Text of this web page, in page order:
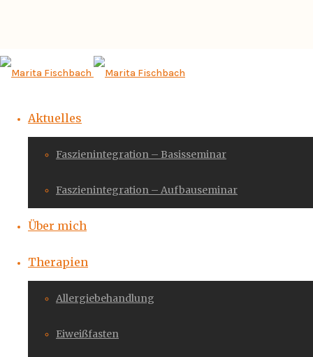
Aktuelles
Faszienintegration – Basisseminar
Faszienintegration – Aufbauseminar
Über mich
Therapien
Allergiebehandlung
Eiweißfasten